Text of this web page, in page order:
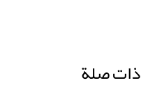
ذات صلة